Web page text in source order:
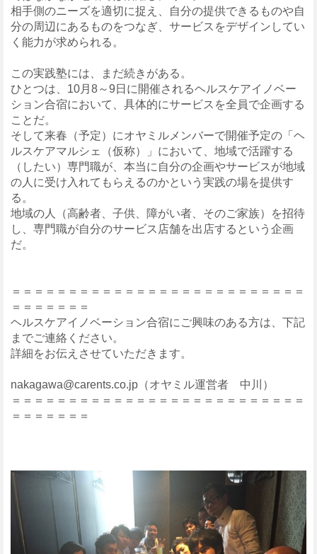
相手側のニーズを適切に捉え、自分の提供できるものや自
分の周辺にあるものをつなぎ、サービスをデザインしてい
く能力が求められる。
この実践塾には、まだ続きがある。
ひとつは、10月8～9日に開催されるヘルスケアイノベー
ション合宿において、具体的にサービスを全員で企画する
ことだ。
そして来春（予定）にオヤミルメンバーで開催予定の「ヘ
ルスケアマルシェ（仮称）」において、地域で活躍する
（したい）専門職が、本当に自分の企画やサービスが地域
の人に受け入れてもらえるのかという実践の場を提供す
る。
地域の人（高齢者、子供、障がい者、そのご家族）を招待
し、専門職が自分のサービス店舗を出店するという企画
だ。
＝＝＝＝＝＝＝＝＝＝＝＝＝＝＝＝＝＝＝＝＝＝＝＝＝＝
＝＝＝＝＝＝＝
ヘルスケアイノベーション合宿にご興味のある方は、下記
までご連絡ください。
詳細をお伝えさせていただきます。
nakagawa@carents.co.jp（オヤミル運営者 中川）
＝＝＝＝＝＝＝＝＝＝＝＝＝＝＝＝＝＝＝＝＝＝＝＝＝＝
＝＝＝＝＝＝＝